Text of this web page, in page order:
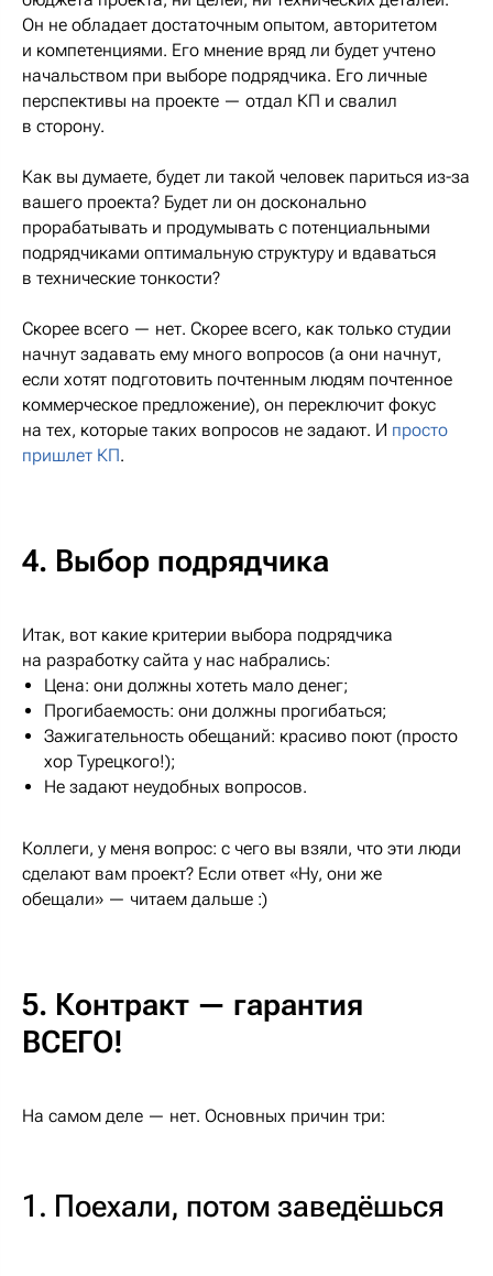
Он не обладает достаточным опытом, авторитетом
и компетенциями. Его мнение вряд ли будет учтено
начальством при выборе подрядчика. Его личные
перспективы на проекте — отдал КП и свалил
в сторону.
Как вы думаете, будет ли такой человек париться из-за
вашего проекта? Будет ли он досконально
прорабатывать и продумывать с потенциальными
подрядчиками оптимальную структуру и вдаваться
в технические тонкости?
Скорее всего — нет. Скорее всего, как только студии
начнут задавать ему много вопросов (а они начнут,
если хотят подготовить почтенным людям почтенное
коммерческое предложение), он переключит фокус
на тех, которые таких вопросов не задают. И просто
пришлет КП.
4. Выбор подрядчика
Итак, вот какие критерии выбора подрядчика
на разработку сайта у нас набрались:
Цена: они должны хотеть мало денег;
Прогибаемость: они должны прогибаться;
Зажигательность обещаний: красиво поют (просто
хор Турецкого!);
Не задают неудобных вопросов.
Коллеги, у меня вопрос: с чего вы взяли, что эти люди
сделают вам проект? Если ответ «Ну, они же
обещали» — читаем дальше :)
5. Контракт — гарантия
ВСЕГО!
На самом деле — нет. Основных причин три:
1. Поехали, потом заведёшься